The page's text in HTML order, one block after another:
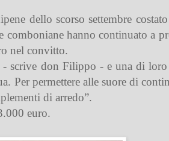
dello scorso settembre
hanno continuato a
nel convitto.
scrive don Filippo - e una di loro
permettere alle suore di
di arredo”.
euro.